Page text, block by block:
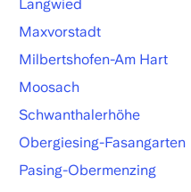
Langwied
Maxvorstadt
Milbertshofen-Am Hart
Moosach
Schwanthalerhöhe
Obergiesing-Fasangarten
Pasing-Obermenzing